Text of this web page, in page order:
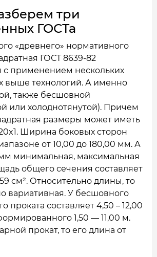
три
ГОСТа
«древнего» нормативного
ГОСТ 8639-82
с применением нескольких
выше технологий. А именно
также бесшовной
или холоднотянутой). Причем
размеры может иметь
Ширина боковых сторон
от 10,00 до 180,00 мм. А
минимальная, максимальная
общего сечения составляет
см². Относительно длины, то
вариативная. У бесшовного
проката составляет 4,50 – 12,00
1,50 — 11,00 м.
прокат, то его длина от